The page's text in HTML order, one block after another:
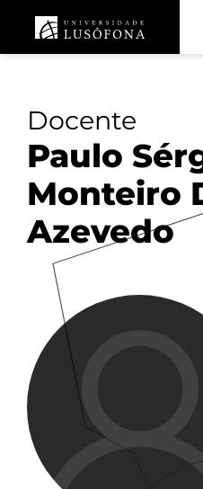
Docente
Paulo
Monteiro
Azevedo